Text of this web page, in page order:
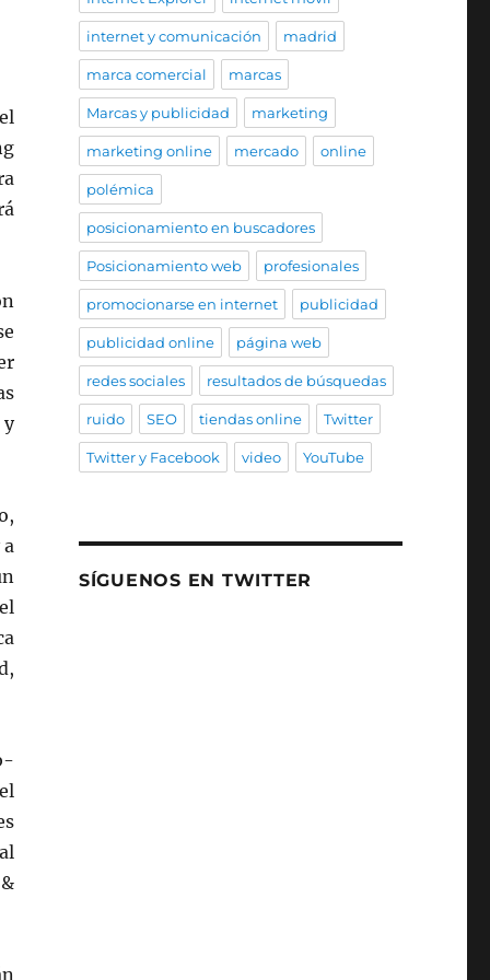
internet y comunicación madrid
marca comercial marcas
Marcas y publicidad marketing
marketing online mercado online
polémica
posicionamiento en buscadores
Posicionamiento web profesionales
promocionarse en internet publicidad
publicidad online página web
redes sociales resultados de búsquedas
ruido SEO tiendas online Twitter
Twitter y Facebook video YouTube
SÍGUENOS EN TWITTER